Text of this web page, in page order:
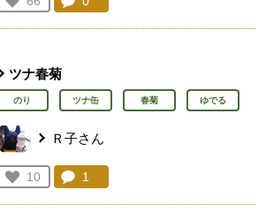
人が登録
ツナ春菊
のり ツナ缶 春菊 ゆでる
Ｒ子さん
お気に入り登録：
10
人が登録
コメント：
1